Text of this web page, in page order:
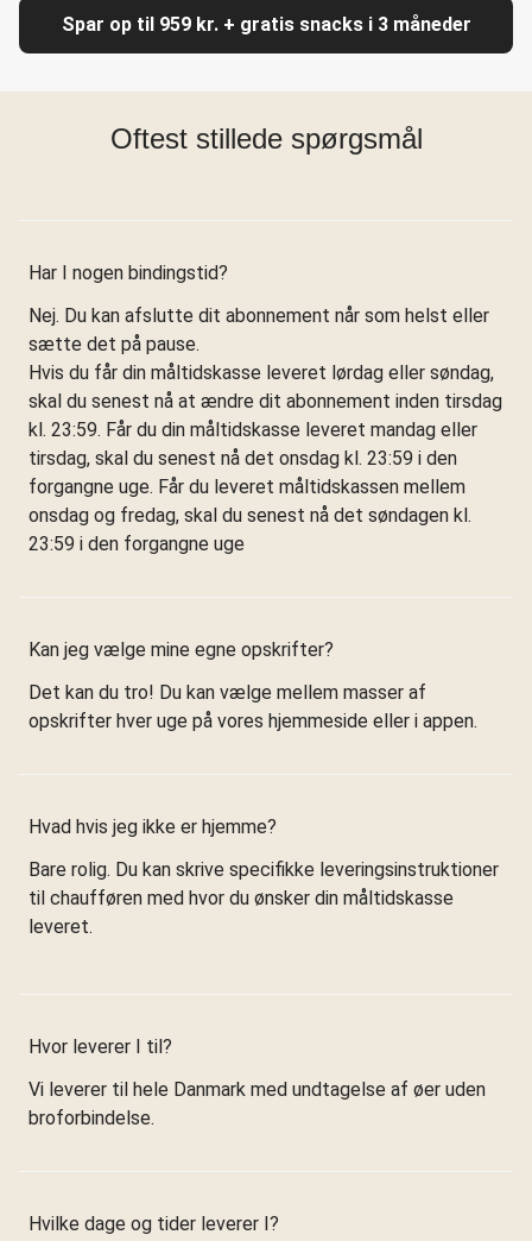
Spar op til 959 kr. + gratis snacks i 3 måneder
Oftest stillede spørgsmål
Har I nogen bindingstid?
Nej. Du kan afslutte dit abonnement når som helst eller
sætte det på pause.
Hvis du får din måltidskasse leveret lørdag eller søndag,
skal du senest nå at ændre dit abonnement inden tirsdag
kl. 23:59. Får du din måltidskasse leveret mandag eller
tirsdag, skal du senest nå det onsdag kl. 23:59 i den
forgangne uge. Får du leveret måltidskassen mellem
onsdag og fredag, skal du senest nå det søndagen kl.
23:59 i den forgangne uge
Kan jeg vælge mine egne opskrifter?
Det kan du tro! Du kan vælge mellem masser af
opskrifter hver uge på vores hjemmeside eller i appen.
Hvad hvis jeg ikke er hjemme?
Bare rolig. Du kan skrive specifikke leveringsinstruktioner
til chaufføren med hvor du ønsker din måltidskasse
leveret.
Hvor leverer I til?
Vi leverer til hele Danmark med undtagelse af øer uden
broforbindelse.
Hvilke dage og tider leverer I?